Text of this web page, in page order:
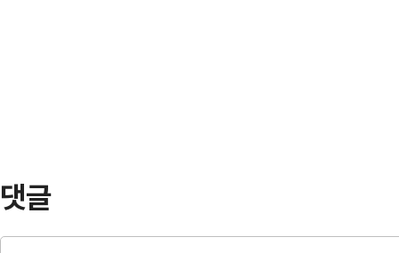
댓글